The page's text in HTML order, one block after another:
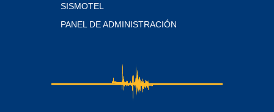
SISMOTEL
PANEL DE ADMINISTRACIÓN